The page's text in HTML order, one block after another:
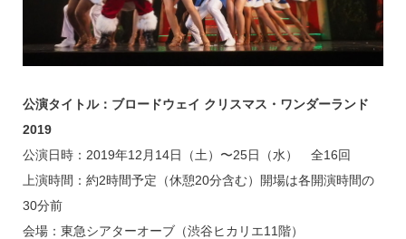
公演タイトル：ブロードウェイ クリスマス・ワンダーランド
2019
公演日時：2019年12月14日（土）〜25日（水） 全16回
上演時間：約2時間予定（休憩20分含む）開場は各開演時間の
30分前
会場：東急シアターオーブ（渋谷ヒカリエ11階）